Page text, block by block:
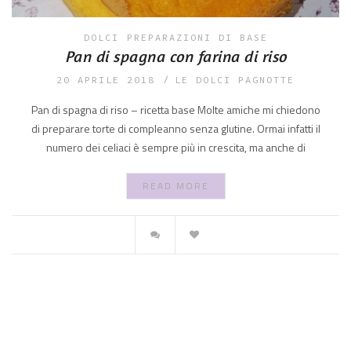
DOLCI PREPARAZIONI DI BASE
Pan di spagna con farina di riso
20 APRILE 2018 LE DOLCI PAGNOTTE
Pan di spagna di riso – ricetta base Molte amiche mi chiedono
di preparare torte di compleanno senza glutine. Ormai infatti il
numero dei celiaci è sempre più in crescita, ma anche di
READ MORE